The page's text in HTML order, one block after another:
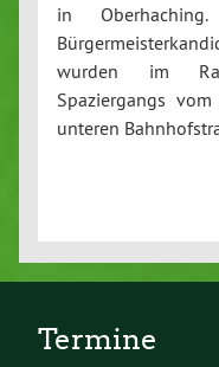
in
wurden im
Spaziergangs
unteren
Termine